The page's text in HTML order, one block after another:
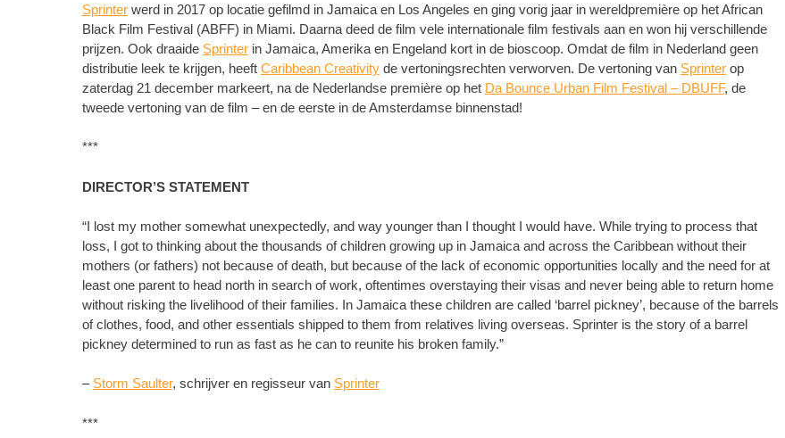
Sprinterwerd in 2017 op locatie gefilmd in Jamaica en Los Angeles en ging vorig jaar in wereldpremière op het African
Black Film Festival (ABFF) in Miami. Daarna deed de film vele internationale film festivals aan en won hij verschillende
prijzen. Ook draaide Sprinterin Jamaica, Amerika en Engeland kort in de bioscoop. Omdat de film in Nederland geen
distributie leek te krijgen, heeft Caribbean Creativityde vertoningsrechten verworven. De vertoning van Sprinterop
zaterdag 21 december markeert, na de Nederlandse première op het Da Bounce Urban Film Festival – DBUFF, de
tweede vertoning van de film – en de eerste in de Amsterdamse binnenstad!
***
DIRECTOR’S STATEMENT
“I lost my mother somewhat unexpectedly, and way younger than I thought I would have. While trying to process that
loss, I got to thinking about the thousands of children growing up in Jamaica and across the Caribbean without their
mothers (or fathers) not because of death, but because of the lack of economic opportunities locally and the need for at
least one parent to head north in search of work, oftentimes overstaying their visas and never being able to return home
without risking the livelihood of their families. In Jamaica these children are called ‘barrel pickney’, because of the barrels
of clothes, food, and other essentials shipped to them from relatives living overseas. Sprinter is the story of a barrel
pickney determined to run as fast as he can to reunite his broken family.”
– Storm Saulter, schrijver en regisseur van Sprinter
***